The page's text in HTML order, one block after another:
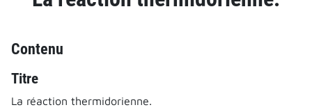
Contenu
Titre
La réaction thermidorienne.